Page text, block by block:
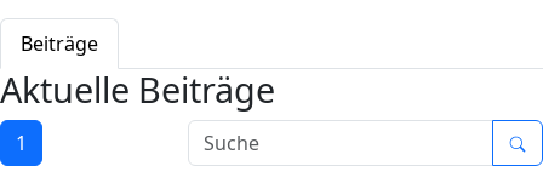
Beiträge
Aktuelle Beiträge
1